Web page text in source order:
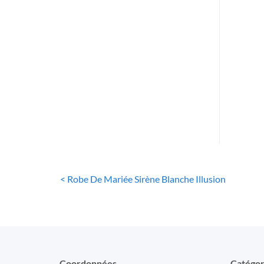
< Robe De Mariée Sirène Blanche Illusion